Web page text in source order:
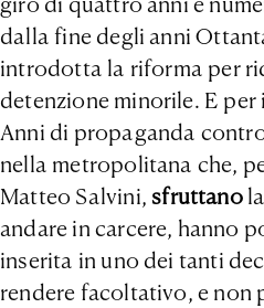
dalla fine degli anni
introdotta la riforma per
detenzione minorile. E per
Anni di propaganda
nella metropolitana che,
Matteo Salvini, sfruttano
andare in carcere, hanno
inserita in uno dei tanti
rendere facoltativo, e